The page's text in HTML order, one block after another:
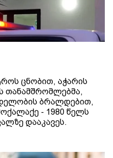
ცნობით, აჭარის
თანამშრომლებმა,
ბრალდებით,
- 1980 წელს
დააკავეს.